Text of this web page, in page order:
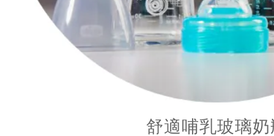
舒適哺乳玻璃